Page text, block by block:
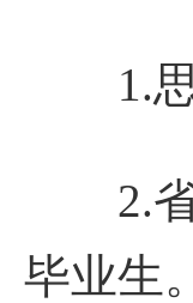
1.思
2.省
毕业生。